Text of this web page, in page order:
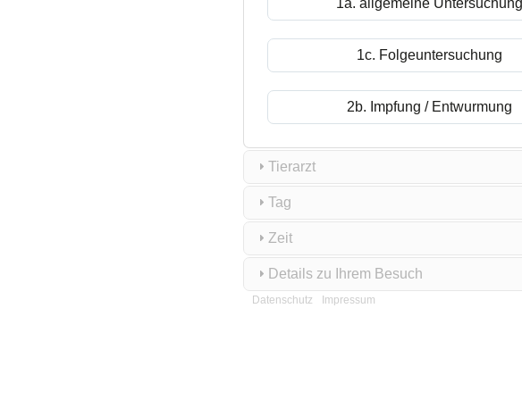
1a. allgemeine Untersuchung
1c. Folgeuntersuchung
2b. Impfung / Entwurmung
Tierarzt
Tag
Zeit
Details zu Ihrem Besuch
Datenschutz Impressum